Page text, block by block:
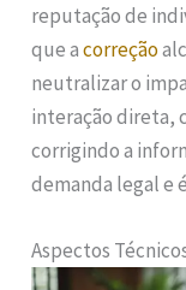
reputação de
que acorreção
neutralizar o
interação direta,
corrigindo a
demanda legal e
Aspectos